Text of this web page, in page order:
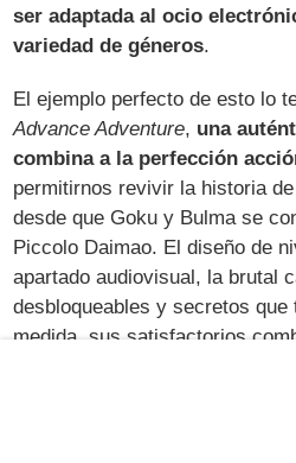
ser adaptada al ocio
variedad de géneros.
El ejemplo perfecto de esto lo
Advance Adventure, una
combina a la perfección
permitirnos revivir la historia
desde que Goku y Bulma se
Piccolo Daimao. El diseño de
apartado audiovisual, la brutal
desbloqueables y secretos
medida, sus satisfactorios